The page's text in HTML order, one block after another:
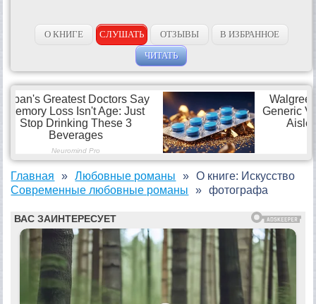
О КНИГЕ СЛУШАТЬ ОТЗЫВЫ
В ИЗБРАННОЕ
ЧИТАТЬ
Главная
Любовные романы
Современные любовные романы
О книге: Искусство
фотографа